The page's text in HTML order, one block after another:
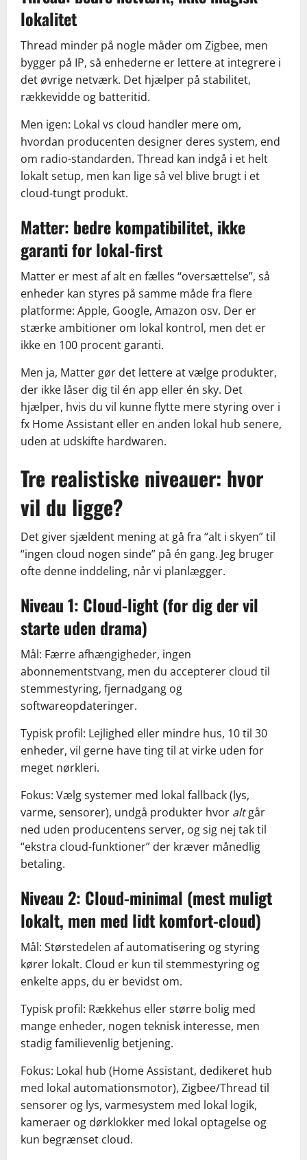
lokalitet
Thread minder på nogle måder om Zigbee, men
bygger på IP, så enhederne er lettere at integrere i
det øvrige netværk. Det hjælper på stabilitet,
rækkevidde og batteritid.
Men igen: Lokal vs cloud handler mere om,
hvordan producenten designer deres system, end
om radio-standarden. Thread kan indgå i et helt
lokalt setup, men kan lige så vel blive brugt i et
cloud-tungt produkt.
Matter: bedre kompatibilitet, ikke
garanti for lokal-first
Matter er mest af alt en fælles “oversættelse”, så
enheder kan styres på samme måde fra flere
platforme: Apple, Google, Amazon osv. Der er
stærke ambitioner om lokal kontrol, men det er
ikke en 100 procent garanti.
Men ja, Matter gør det lettere at vælge produkter,
der ikke låser dig til én app eller én sky. Det
hjælper, hvis du vil kunne flytte mere styring over i
fx Home Assistant eller en anden lokal hub senere,
uden at udskifte hardwaren.
Tre realistiske niveauer: hvor
vil du ligge?
Det giver sjældent mening at gå fra “alt i skyen” til
“ingen cloud nogen sinde” på én gang. Jeg bruger
ofte denne inddeling, når vi planlægger.
Niveau 1: Cloud-light (for dig der vil
starte uden drama)
Mål: Færre afhængigheder, ingen
abonnementstvang, men du accepterer cloud til
stemmestyring, fjernadgang og
softwareopdateringer.
Typisk profil: Lejlighed eller mindre hus, 10 til 30
enheder, vil gerne have ting til at virke uden for
meget nørkleri.
Fokus: Vælg systemer med lokal fallback (lys,
varme, sensorer), undgå produkter hvor altgår
ned uden producentens server, og sig nej tak til
“ekstra cloud-funktioner” der kræver månedlig
betaling.
Niveau 2: Cloud-minimal (mest muligt
lokalt, men med lidt komfort-cloud)
Mål: Størstedelen af automatisering og styring
kører lokalt. Cloud er kun til stemmestyring og
enkelte apps, du er bevidst om.
Typisk profil: Rækkehus eller større bolig med
mange enheder, nogen teknisk interesse, men
stadig familievenlig betjening.
Fokus: Lokal hub (Home Assistant, dedikeret hub
med lokal automationsmotor), Zigbee/Thread til
sensorer og lys, varmesystem med lokal logik,
kameraer og dørklokker med lokal optagelse og
kun begrænset cloud.